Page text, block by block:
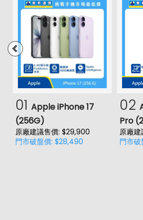
01 Apple iPhone 17
(256G)
原廠建議售價: $29,900
門市破盤價: $28,490
02
Pro
原廠
門市